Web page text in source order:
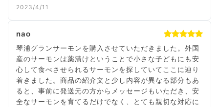
2023/4/11
nao
琴浦グランサーモンを購入させていただきました。外国
産のサーモンは薬漬けということで小さな子どもにも安
心して食べさせられるサーモンを探していてここに辿り
着きました。商品の紹介文と少し内容が異なる部分もあ
ると、事前に発送元の方からメッセージもいただき、安
全なサーモンを育てるだけでなく、とても親切な対応に